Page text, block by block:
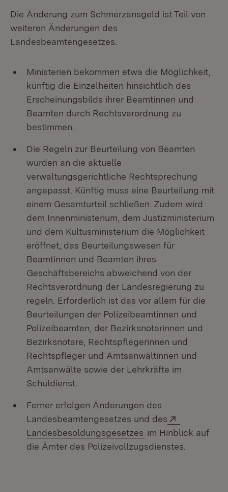
Die Änderung zum Schmerzensgeld ist Teil von
weiteren Änderungen des
Landesbeamtengesetzes:
Ministerien bekommen etwa die Möglichkeit,
künftig die Einzelheiten hinsichtlich des
Erscheinungsbilds ihrer Beamtinnen und
Beamten durch Rechtsverordnung zu
bestimmen.
Die Regeln zur Beurteilung von Beamten
wurden an die aktuelle
verwaltungsgerichtliche Rechtsprechung
angepasst. Künftig muss eine Beurteilung mit
einem Gesamturteil schließen. Zudem wird
dem Innenministerium, dem Justizministerium
und dem Kultusministerium die Möglichkeit
eröffnet, das Beurteilungswesen für
Beamtinnen und Beamten ihres
Geschäftsbereichs abweichend von der
Rechtsverordnung der Landesregierung zu
regeln. Erforderlich ist das vor allem für die
Beurteilungen der Polizeibeamtinnen und
Polizeibeamten, der Bezirksnotarinnen und
Bezirksnotare, Rechtspflegerinnen und
Rechtspfleger und Amtsanwältinnen und
Amtsanwälte sowie der Lehrkräfte im
Schuldienst.
Ferner erfolgen Änderungen des
Landesbeamtengesetzes und des
Landesbesoldungsgesetzes (Öffnet in neuem
im Hinblick auf
die Ämter des Polizeivollzugsdienstes.